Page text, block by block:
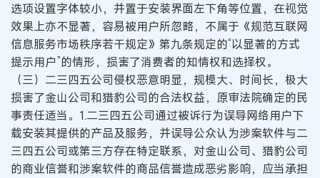
选项设置字体较小，并置于安装界面左下角等位置，在视觉
效果上亦不显著，容易被用户所忽略，不属于《规范互联网
信息服务市场秩序若干规定》第九条规定的“以显著的方式
提示用户”的情形，损害了消费者的知情权和选择权。
（三）二三四五公司侵权恶意明显，规模大、时间长，极大
损害了金山公司和猎豹公司的合法权益，原审法院确定的民
事责任适当。1.二三四五公司通过被诉行为误导网络用户下
载安装其提供的产品及服务，并误导公众认为涉案软件与二
三四五公司或第三方存在特定联系，对金山公司、猎豹公司
的商业信誉和涉案软件的商品信誉造成恶劣影响，应当承担